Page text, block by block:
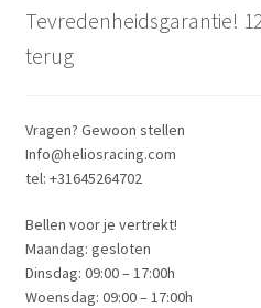
Tevredenheidsgarantie!
terug
Vragen? Gewoon stellen
Info@heliosracing.com
tel: +31645264702
Bellen voor je vertrekt!
Maandag: gesloten
Dinsdag: 09:00 – 17:00h
Woensdag: 09:00 – 17:00h